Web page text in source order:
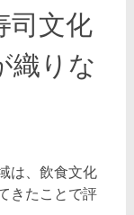
司文化
織りな
は、飲食文化
きたことで評